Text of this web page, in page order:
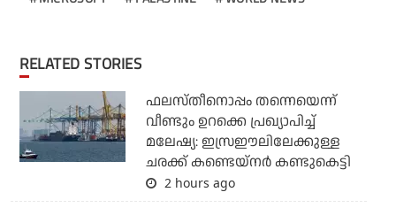
RELATED STORIES
ഫലസ്തീനൊപ്പം തന്നെയെന്ന്
വീണ്ടും ഉറക്കെ പ്രഖ്യാപിച്ച്
മലേഷ്യ: ഇസ്രഈലിലേക്കുള്ള
ചരക്ക് കണ്ടെയ്‌നര്‍ കണ്ടുകെട്ടി
2 hours ago